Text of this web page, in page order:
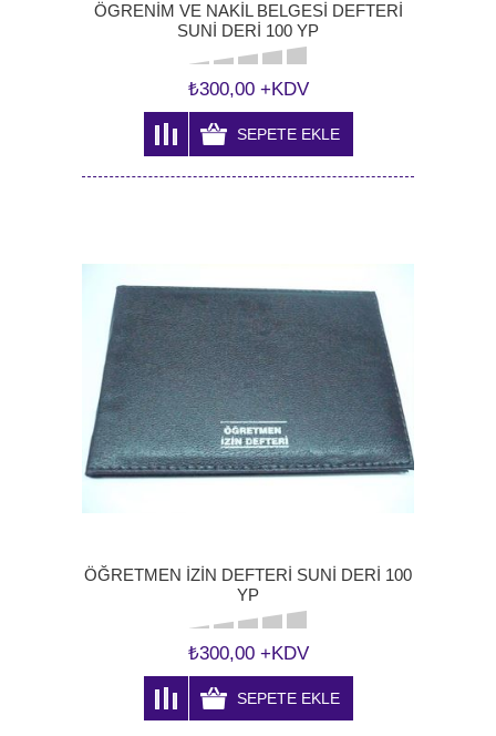
ÖGRENİM VE NAKİL BELGESİ DEFTERİ
SUNİ DERİ 100 YP
₺300,00 +KDV
ÖĞRETMEN İZİN DEFTERİ SUNİ DERİ 100
YP
₺300,00 +KDV